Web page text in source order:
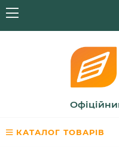
КАТАЛОГ ТОВАРІВ